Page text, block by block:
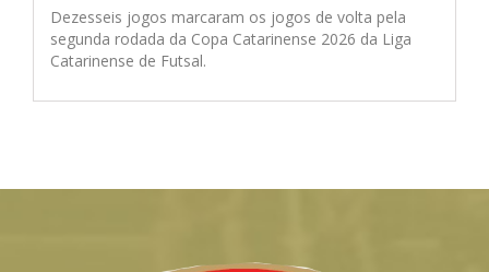
Dezesseis jogos marcaram os jogos de volta pela
segunda rodada da Copa Catarinense 2026 da Liga
Catarinense de Futsal.